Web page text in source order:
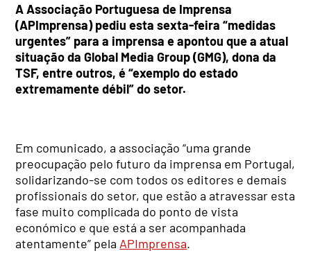
A Associação Portuguesa de Imprensa
(APImprensa) pediu esta sexta-feira “medidas
urgentes” para a imprensa e apontou que a atual
situação da Global Media Group (GMG), dona da
TSF, entre outros, é “exemplo do estado
extremamente débil” do setor.
Em comunicado, a associação “uma grande
preocupação pelo futuro da imprensa em Portugal,
solidarizando-se com todos os editores e demais
profissionais do setor, que estão a atravessar esta
fase muito complicada do ponto de vista
económico e que está a ser acompanhada
atentamente” pela APImprensa.